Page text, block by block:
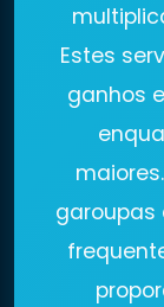
Estes
ganhos
garoupas